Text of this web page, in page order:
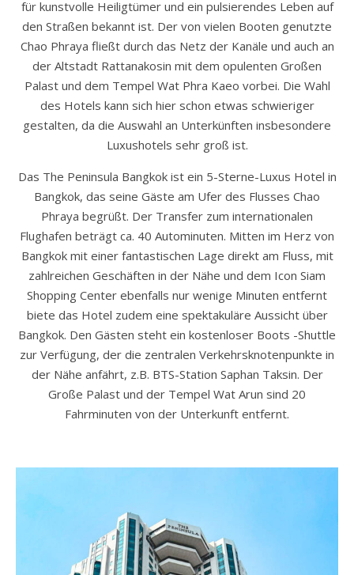
für kunstvolle Heiligtümer und ein pulsierendes Leben auf
den Straßen bekannt ist. Der von vielen Booten genutzte
Chao Phraya fließt durch das Netz der Kanäle und auch an
der Altstadt Rattanakosin mit dem opulenten Großen
Palast und dem Tempel Wat Phra Kaeo vorbei. Die Wahl
des Hotels kann sich hier schon etwas schwieriger
gestalten, da die Auswahl an Unterkünften insbesondere
Luxushotels sehr groß ist.
Das The Peninsula Bangkok ist ein 5-Sterne-Luxus Hotel in
Bangkok, das seine Gäste am Ufer des Flusses Chao
Phraya begrüßt. Der Transfer zum internationalen
Flughafen beträgt ca. 40 Autominuten. Mitten im Herz von
Bangkok mit einer fantastischen Lage direkt am Fluss, mit
zahlreichen Geschäften in der Nähe und dem Icon Siam
Shopping Center ebenfalls nur wenige Minuten entfernt
biete das Hotel zudem eine spektakuläre Aussicht über
Bangkok. Den Gästen steht ein kostenloser Boots -Shuttle
zur Verfügung, der die zentralen Verkehrsknotenpunkte in
der Nähe anfährt, z.B. BTS-Station Saphan Taksin. Der
Große Palast und der Tempel Wat Arun sind 20
Fahrminuten von der Unterkunft entfernt.